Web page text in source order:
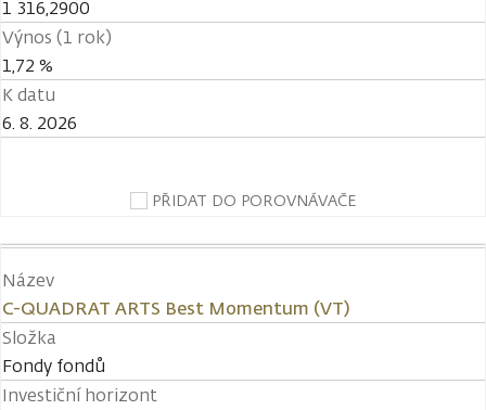
1 316,2900
Výnos (1 rok)
1,72 %
K datu
6. 8. 2026
PŘIDAT DO POROVNÁVAČE
Název
C-QUADRAT ARTS Best Momentum (VT)
Složka
Fondy fondů
Investiční horizont